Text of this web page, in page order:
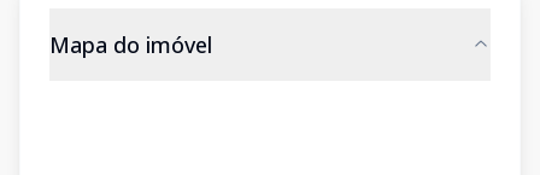
Mapa do imóvel